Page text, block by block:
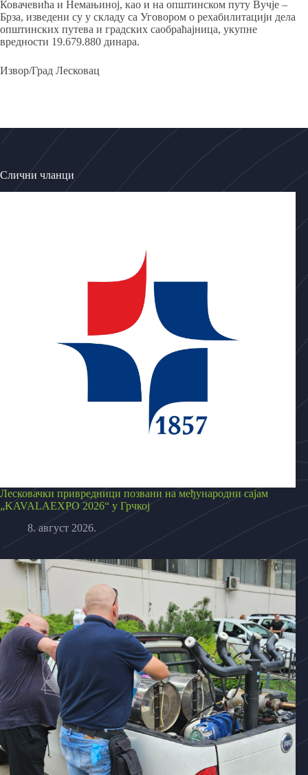
Ковачевића и Немањиној, као и на општинском путу Вучје –
Брза, изведени су у складу са Уговором о рехабилитацији дела
општинских путева и градских саобраћајница, укупне
вредности 19.679.880 динара.
Извор/Град Лесковац
Слични чланци
Лесковачки привредници позвани на међународни сајам
„KAVALAEXPO 2026“ у Грчкој
8. август 2026.